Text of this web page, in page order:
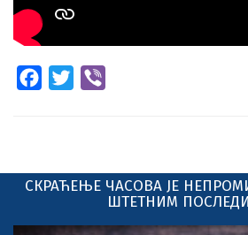
Facebook
Twitter
СКРАЋЕЊЕ ЧАСОВА ЈЕ
ШТЕТНИМ